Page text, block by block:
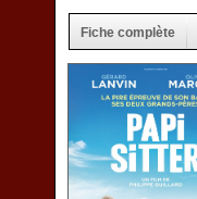
Fiche complète